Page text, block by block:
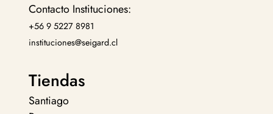
Contacto Instituciones:
+56 9 5227 8981
instituciones@seigard.cl
Tiendas
Santiago